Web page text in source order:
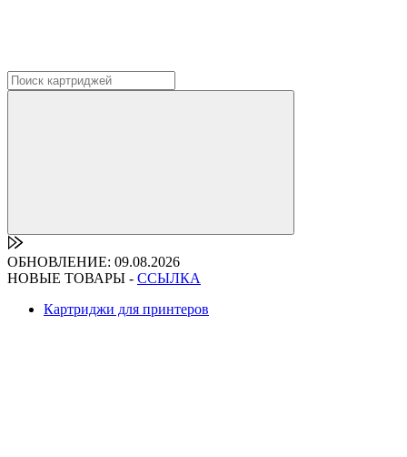
ОБНОВЛЕНИЕ: 09.08.2026
НОВЫЕ ТОВАРЫ - ССЫЛКА
Картриджи для принтеров